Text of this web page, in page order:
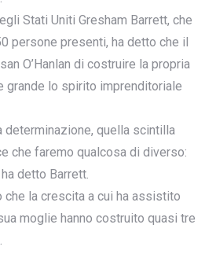
Stati Uniti Gresham Barrett, che
persone presenti, ha detto che il
O’Hanlan di costruire la propria
grande lo spirito imprenditoriale
determinazione, quella scintilla
che faremo qualcosa di diverso:
detto Barrett.
che la crescita a cui ha assistito
moglie hanno costruito quasi tre